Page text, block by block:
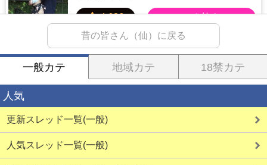
LINEセフレ
ママ活中出し
昔の皆さん（仙）に戻る
一般カテ 地域カテ 18禁カテ
人気
更新スレッド一覧(一般)
人気スレッド一覧(一般)